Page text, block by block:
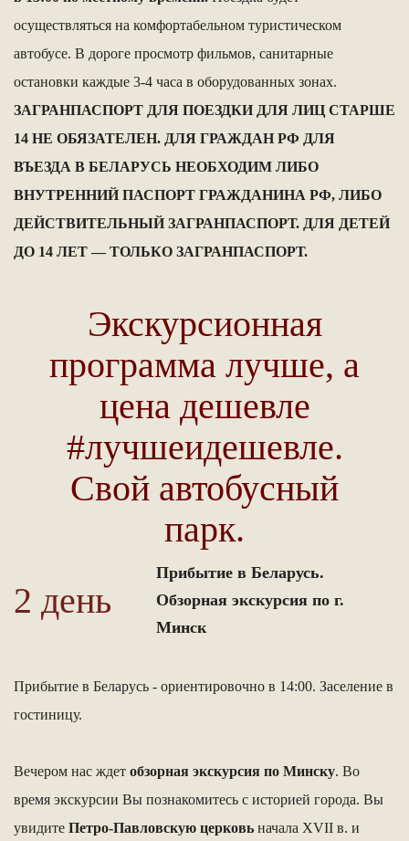
осуществляться на комфортабельном туристическом
автобусе. В дороге просмотр фильмов, санитарные
остановки каждые 3-4 часа в оборудованных зонах.
ЗАГРАНПАСПОРТ ДЛЯ ПОЕЗДКИ ДЛЯ ЛИЦ СТАРШЕ
14 НЕ ОБЯЗАТЕЛЕН. ДЛЯ ГРАЖДАН РФ ДЛЯ
ВЪЕЗДА В БЕЛАРУСЬ НЕОБХОДИМ ЛИБО
ВНУТРЕННИЙ ПАСПОРТ ГРАЖДАНИНА РФ, ЛИБО
ДЕЙСТВИТЕЛЬНЫЙ ЗАГРАНПАСПОРТ. ДЛЯ ДЕТЕЙ
ДО 14 ЛЕТ — ТОЛЬКО ЗАГРАНПАСПОРТ.
Экскурсионная
программа лучше, а
цена дешевле
#лучшеидешевле.
Свой автобусный
парк.
2 день
Прибытие в Беларусь.
Обзорная экскурсия по г.
Минск
Прибытие в Беларусь - ориентировочно в 14:00. Заселение в
гостиницу.
Вечером нас ждет обзорная экскурсия по Минску. Во
время экскурсии Вы познакомитесь с историей города. Вы
увидите Петро-Павловскую церковь начала ХVII в. и